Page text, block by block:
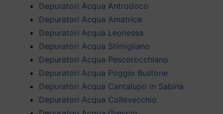
Depuratori Acqua Antrodoco
Depuratori Acqua Amatrice
Depuratori Acqua Leonessa
Depuratori Acqua Stimigliano
Depuratori Acqua Pescorocchiano
Depuratori Acqua Poggio Bustone
Depuratori Acqua Cantalupo in Sabina
Depuratori Acqua Collevecchio